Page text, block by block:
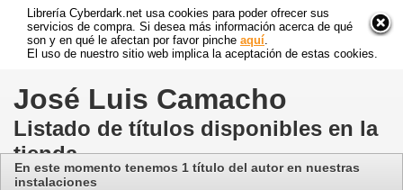
Librería Cyberdark.net usa cookies para poder ofrecer sus
servicios de compra. Si desea más información acerca de qué
son y en qué le afectan por favor pinche aquí
El uso de nuestro sitio web implica la aceptación de estas cookies.
José Luis Camacho
Listado de títulos disponibles en la
tienda
En este momento tenemos 1 título del autoren nuestras
instalaciones